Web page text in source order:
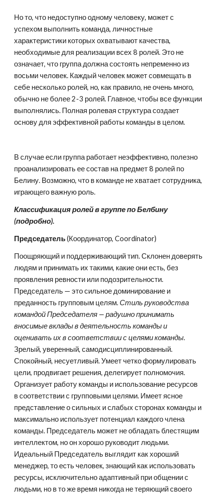
Но то, что недоступно одному человеку, может с
успехом выполнить команда, личностные
характеристики которых охватывают качества,
необходимые для реализации всех 8 ролей. Это не
означает, что группа должна состоять непременно из
восьми человек. Каждый человек может совмещать в
себе несколько ролей, но, как правило, не очень много,
обычно не более 2-3 ролей. Главное, чтобы все функции
выполнялись. Полная ролевая структура создает
основу для эффективной работы команды в целом.
В случае если группа работает неэффективно, полезно
проанализировать ее состав на предмет 8 ролей по
Белину. Возможно, что в команде не хватает сотрудника,
играющего важную роль.
Классификация ролей в группе по Белбину
(подробно).
Председатель (Координатор, Coordinator)
Поощряющий и поддерживающий тип. Склонен доверять
людям и принимать их такими, какие они есть, без
проявления ревности или подозрительности.
Председатель — это сильное доминирование и
преданность групповым целям. Стиль руководства
командой Председателя — радушно принимать
вносимые вклады в деятельность команды и
оценивать их в соответствии с целями команды.
Зрелый, уверенный, самодисциплинированный.
Спокойный, несуетливый. Умеет четко формулировать
цели, продвигает решения, делегирует полномочия.
Организует работу команды и использование ресурсов
в соответствии с групповыми целями. Имеет ясное
представление о сильных и слабых сторонах команды и
максимально использует потенциал каждого члена
команды. Председатель может не обладать блестящим
интеллектом, но он хорошо руководит людьми.
Идеальный Председатель выглядит как хороший
менеджер, то есть человек, знающий как использовать
ресурсы, исключительно адаптивный при общении с
людьми, но в то же время никогда не теряющий своего